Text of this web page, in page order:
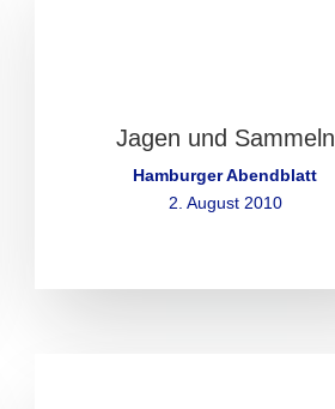
Jagen und Sammeln
Hamburger Abendblatt
2. August 2010